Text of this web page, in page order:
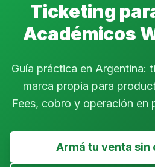
Ticketing
Académicos
Guía práctica en Argentina:
marca propia para
Fees, cobro y operación en
Armá tu venta sin